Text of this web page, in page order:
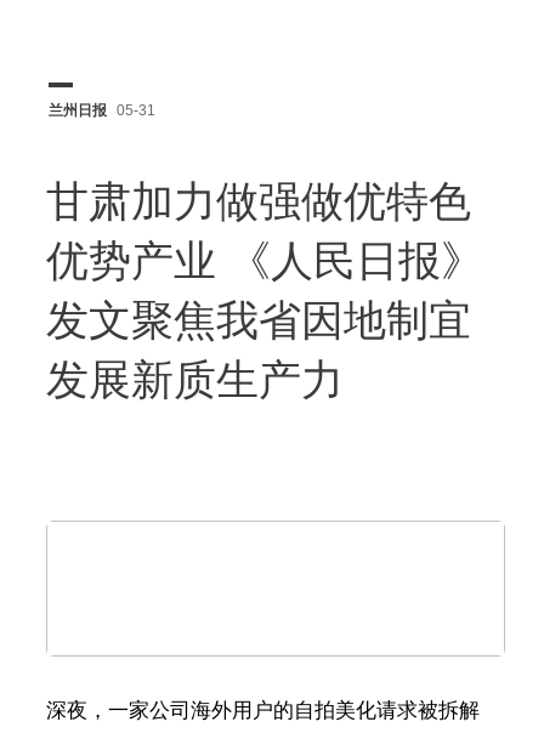
兰州日报 05-31
甘肃加力做强做优特色
优势产业 《人民日报》
发文聚焦我省因地制宜
发展新质生产力
深夜，一家公司海外用户的自拍美化请求被拆解